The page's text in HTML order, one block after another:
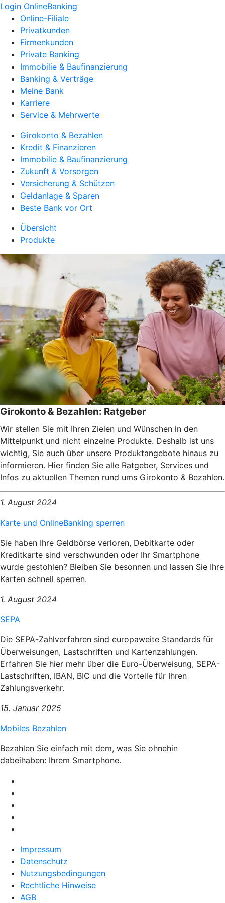
Login OnlineBanking
Online-Filiale
Privatkunden
Firmenkunden
Private Banking
Immobilie & Baufinanzierung
Banking & Verträge
Meine Bank
Karriere
Service & Mehrwerte
Girokonto & Bezahlen
Kredit & Finanzieren
Immobilie & Baufinanzierung
Zukunft & Vorsorgen
Versicherung & Schützen
Geldanlage & Sparen
Beste Bank vor Ort
Übersicht
Produkte
Girokonto & Bezahlen: Ratgeber
Wir stellen Sie mit Ihren Zielen und Wünschen in den
Mittelpunkt und nicht einzelne Produkte. Deshalb ist uns
wichtig, Sie auch über unsere Produktangebote hinaus zu
informieren. Hier finden Sie alle Ratgeber, Services und
Infos zu aktuellen Themen rund ums Girokonto & Bezahlen.
1. August 2024
Karte und OnlineBanking sperren
Sie haben Ihre Geldbörse verloren, Debitkarte oder
Kreditkarte sind verschwunden oder Ihr Smartphone
wurde gestohlen? Bleiben Sie besonnen und lassen Sie Ihre
Karten schnell sperren.
1. August 2024
SEPA
Die SEPA-Zahlverfahren sind europaweite Standards für
Überweisungen, Lastschriften und Kartenzahlungen.
Erfahren Sie hier mehr über die Euro-Überweisung, SEPA-
Lastschriften, IBAN, BIC und die Vorteile für Ihren
Zahlungsverkehr.
15. Januar 2025
Mobiles Bezahlen
Bezahlen Sie einfach mit dem, was Sie ohnehin
dabeihaben: Ihrem Smartphone.
Impressum
Datenschutz
Nutzungsbedingungen
Rechtliche Hinweise
AGB